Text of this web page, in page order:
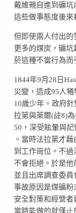
戴維親自進到礦坑
這些做事態度後來
但即使兩人付出
更多的煤炭，礦
菸這種不當行為而
1844年9月28日
災變，造成95人
10歲少年。政府
拉第與萊爾(註8)
50，深受眩暈與
。當時法拉第才
到工作崗位。不
不會拒絕。於是他
並且出席調查委
事故原因是煤礦
安全對策和經營
當時能做的就僅